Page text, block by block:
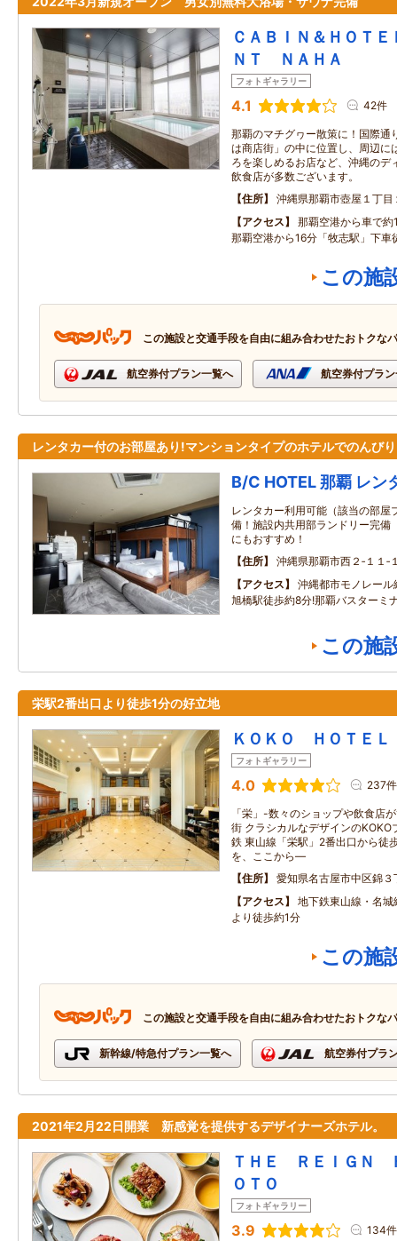
ＣＡＢＩＮ＆ＨＯＴ
ＮＴ ＮＡＨＡ
フォトギャラリー
4.1 42件
那覇のマチグヮー散策に！国際通
は商店街」の中に位置し、周辺に
ろを楽しめるお店など、沖縄のデ
飲食店が多数ございます。
住所
沖縄県那覇市壺屋１丁目
アクセス
那覇空港から車で
那覇空港から16分「牧志駅」下車
この施
この施設と交通手段を自由に組み合わせたおトクな
航空券付プラン一覧へ 航空券付プラ
レンタカー付のお部屋あり!マンションタイプのホテルでのんびり
B/C HOTEL 那覇 レン
レンタカー利用可能（該当の部
備！施設内共用部ランドリー完備
にもおすすめ！
住所
沖縄県那覇市西２‐１１‐
アクセス
沖縄都市モノレー
旭橋駅徒歩約8分!那覇バスターミ
この施
栄駅2番出口より徒歩1分の好立地
ＫＯＫＯ ＨＯＴＥ
フォトギャラリー
4.0 237件
「栄」-数々のショップや飲食店
街 クラシカルなデザインのKOKO
鉄 東山線「栄駅」2番出口から徒
を、ここから―
住所
愛知県名古屋市中区錦
アクセス
地下鉄東山線・名
より徒歩約1分
この施
この施設と交通手段を自由に組み合わせたおトクな
新幹線/特急付プラン一覧へ 航空券付プラ
2021年2月22日開業 新感覚を提供するデザイナーズホテル。
ＴＨＥ ＲＥＩＧＮ
ＯＴＯ
フォトギャラリー
3.9 134件